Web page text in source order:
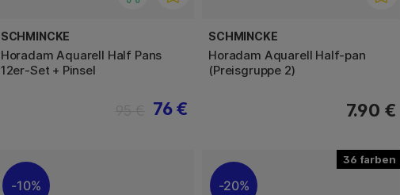
SCHMINCKE
Horadam Aquarell Half Pans
12er-Set + Pinsel
76 €
SCHMINCKE
Horadam Aquarell Half-pan
(Preisgruppe 2)
7.90 €
10%
36
20%